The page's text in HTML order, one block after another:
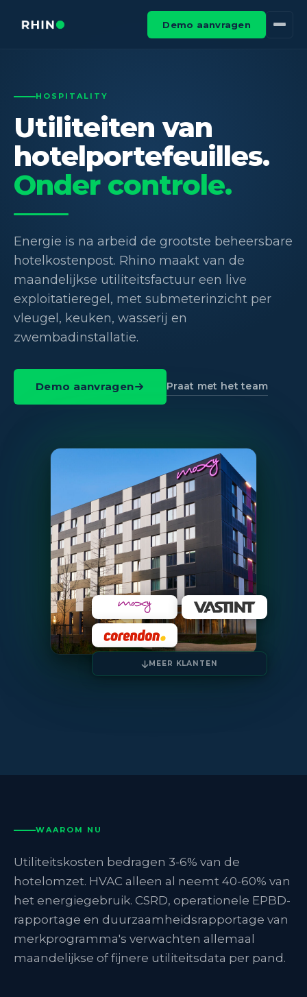
Demo aanvragen
HOSPITALITY
Utiliteiten van
hotelportefeuilles.
Onder controle.
Energie is na arbeid de grootste beheersbare
hotelkostenpost. Rhino maakt van de
maandelijkse utiliteitsfactuur een live
exploitatieregel, met submeterinzicht per
vleugel, keuken, wasserij en
zwembadinstallatie.
Demo aanvragen Praat met het team
MEER KLANTEN
WAAROM NU
Utiliteitskosten bedragen 3-6% van de
hotelomzet. HVAC alleen al neemt 40-60% van
het energiegebruik. CSRD, operationele EPBD-
rapportage en duurzaamheidsrapportage van
merkprogramma's verwachten allemaal
maandelijkse of fijnere utiliteitsdata per pand.